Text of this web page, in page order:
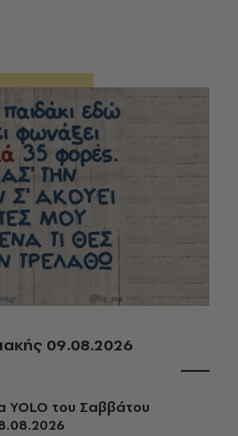
09.08.2026
YOLO του Σαββάτου